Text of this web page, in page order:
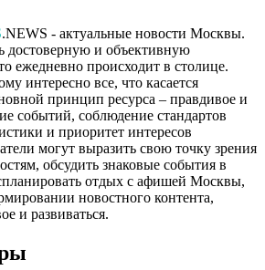
.NEWS - актуальные новости Москвы.
достоверную и объективную
ежедневно происходит в столице.
интересно все, что касается
принцип ресурса – правдивое и
событий, соблюдение стандартов
и приоритет интересов
могут выразить свою точку зрения
обсудить знаковые события в
отдых с афишей Москвы,
новостного контента,
и развиваться.